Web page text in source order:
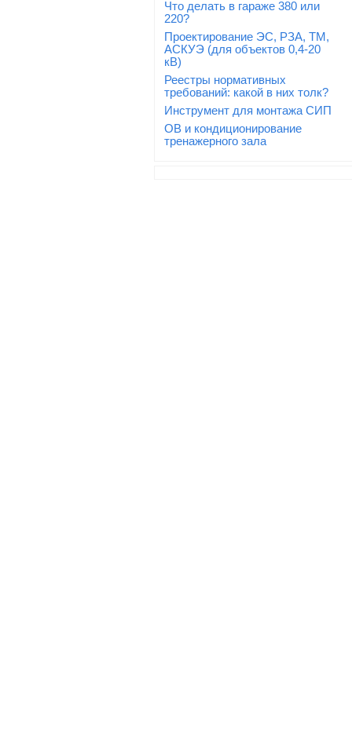
Что делать в гараже 380 или
220?
Проектирование ЭС, РЗА, ТМ,
АСКУЭ (для объектов 0,4-20
кВ)
Реестры нормативных
требований: какой в них толк?
Инструмент для монтажа СИП
ОВ и кондиционирование
тренажерного зала